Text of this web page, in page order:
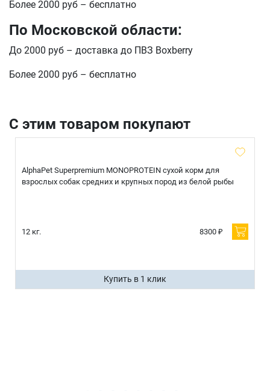
Более 2000 руб – бесплатно
По Московской области:
До 2000 руб – доставка до ПВЗ Boxberry
Более 2000 руб – бесплатно
С этим товаром покупают
AlphaPet Superpremium MONOPROTEIN сухой корм для
взрослых собак средних и крупных пород из белой рыбы
12 кг. 8300 ₽
Купить в 1 клик